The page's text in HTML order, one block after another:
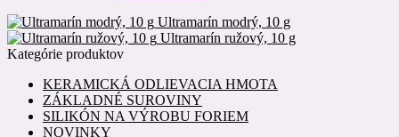
Ultramarín modrý, 10 g
Ultramarín ružový, 10 g
Kategórie produktov
KERAMICKÁ ODLIEVACIA HMOTA
ZÁKLADNÉ SUROVINY
SILIKÓN NA VÝROBU FORIEM
NOVINKY